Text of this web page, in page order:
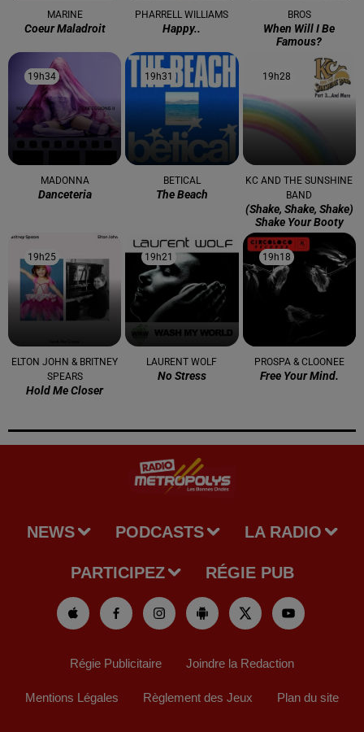
MARINE
Coeur Maladroit
PHARRELL WILLIAMS
Happy..
BROS
When Will I Be
Famous?
19h34
19h34
MADONNA
Danceteria
19h31
19h31
BETICAL
The Beach
19h28
19h28
KC AND THE SUNSHINE
BAND
(shake, Shake, Shake)
Shake Your Booty
19h25
19h25
ELTON JOHN & BRITNEY
SPEARS
Hold Me Closer
19h21
19h21
LAURENT WOLF
No Stress
19h18
19h18
PROSPA & CLOONEE
Free Your Mind.
NEWS PODCASTS LA RADIO
PARTICIPEZ RÉGIE PUB
Régie Publicitaire Joindre la Redaction
Mentions Légales Règlement des Jeux Plan du site